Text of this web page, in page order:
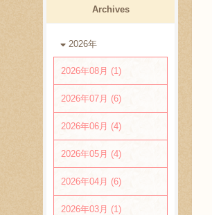
Archives
2026年
2026年08月 (1)
2026年07月 (6)
2026年06月 (4)
2026年05月 (4)
2026年04月 (6)
2026年03月 (1)